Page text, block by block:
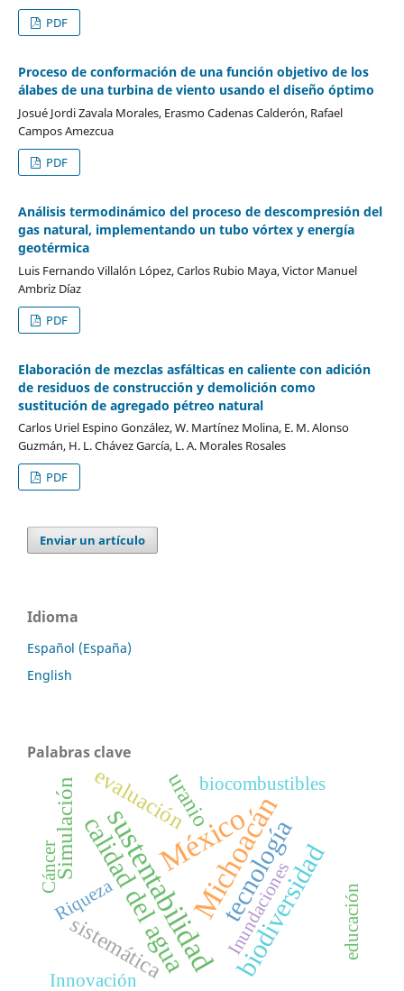
PDF
Proceso de conformación de una función objetivo de los
álabes de una turbina de viento usando el diseño óptimo
Josué Jordi Zavala Morales, Erasmo Cadenas Calderón, Rafael
Campos Amezcua
PDF
Análisis termodinámico del proceso de descompresión del
gas natural, implementando un tubo vórtex y energía
geotérmica
Luis Fernando Villalón López, Carlos Rubio Maya, Victor Manuel
Ambriz Díaz
PDF
Elaboración de mezclas asfálticas en caliente con adición
de residuos de construcción y demolición como
sustitución de agregado pétreo natural
Carlos Uriel Espino González, W. Martínez Molina, E. M. Alonso
Guzmán, H. L. Chávez García, L. A. Morales Rosales
PDF
Enviar un artículo
Idioma
Español (España)
English
Palabras clave
sustentabilidadMichoacán
México
calidad del agua biodiversidad
tecnología
evaluación
Simulación
sistemática
uraniobiocombustibles
Inundaciones
Riqueza educación
Cáncer
Innovación